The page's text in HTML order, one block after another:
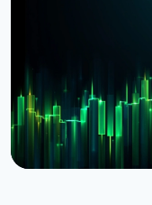
грошових